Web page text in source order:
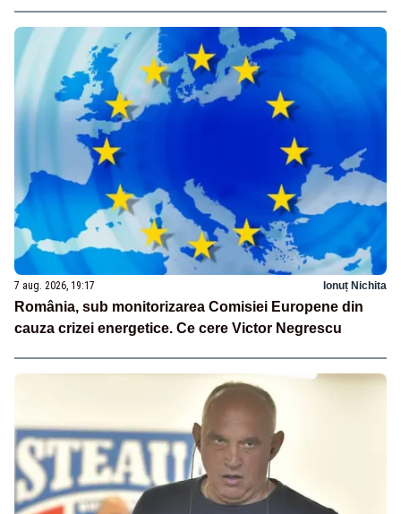
7 aug. 2026, 19:17 Ionuț Nichita
România, sub monitorizarea Comisiei Europene din
cauza crizei energetice. Ce cere Victor Negrescu